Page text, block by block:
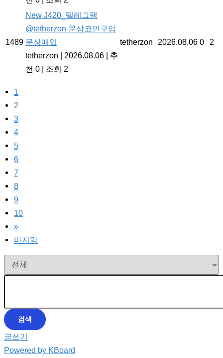
1489
New J420_텔레그램
@tetherzon 문상코인구입
문상매입
tetherzon | 2026.08.06 | 추
천 0 | 조회 2
tetherzon 2026.08.06 0 2
1
2
3
4
5
6
7
8
9
10
»
마지막
검색
글쓰기
Powered by KBoard